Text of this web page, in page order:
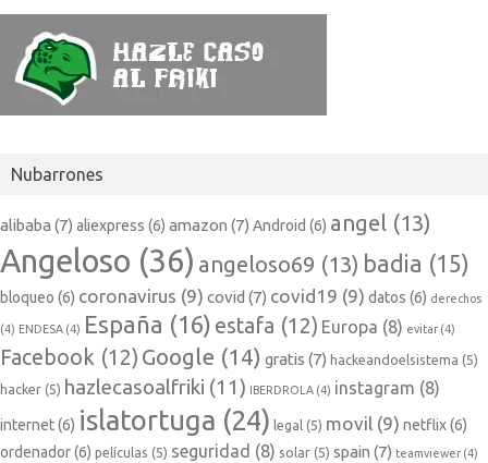
Nubarrones
alibaba (7) aliexpress (6) amazon (7) Android (6) angel (13)
Angeloso (36) angeloso69 (13) badia (15)
bloqueo (6) coronavirus (9) covid (7) covid19 (9) datos (6) derechos
(4) ENDESA (4) España (16) estafa (12) Europa (8) evitar (4)
Facebook (12) Google (14) gratis (7) hackeandoelsistema (5)
hacker (5) hazlecasoalfriki (11) IBERDROLA (4) instagram (8)
internet(6) islatortuga (24) legal (5) movil (9) netflix(6)
ordenador(6) películas (5) seguridad (8) solar (5) spain (7) teamviewer (4)